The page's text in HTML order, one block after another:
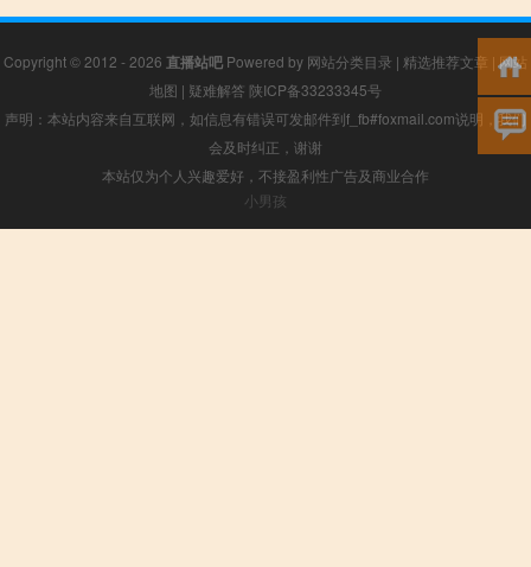
Copyright © 2012 - 2026 直播站吧 Powered by 网站分类目录 | 精选推荐文章 |网站
地图 | 疑难解答 陕ICP备33233345号
声明：本站内容来自互联网，如信息有错误可发邮件到f_fb#foxmail.com说明，我们
会及时纠正，谢谢
本站仅为个人兴趣爱好，不接盈利性广告及商业合作
小男孩